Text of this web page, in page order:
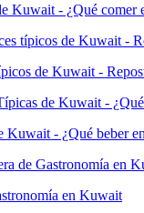
Kuwait - ¿Qué comer
de Kuwait -
Kuwait - ¿Qué beber
en Kuwait